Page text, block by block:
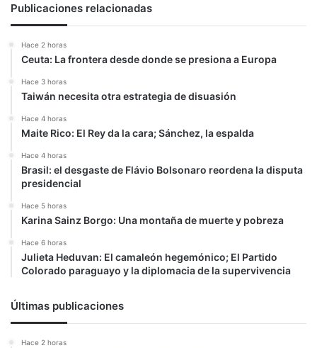
Publicaciones relacionadas
Hace 2 horas
Ceuta: La frontera desde donde se presiona a Europa
Hace 3 horas
Taiwán necesita otra estrategia de disuasión
Hace 4 horas
Maite Rico: El Rey da la cara; Sánchez, la espalda
Hace 4 horas
Brasil: el desgaste de Flávio Bolsonaro reordena la disputa
presidencial
Hace 5 horas
Karina Sainz Borgo: Una montaña de muerte y pobreza
Hace 6 horas
Julieta Heduvan: El camaleón hegemónico; El Partido
Colorado paraguayo y la diplomacia de la supervivencia
Últimas publicaciones
Hace 2 horas